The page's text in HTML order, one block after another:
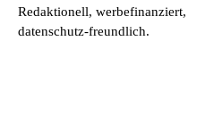
Redaktionell, werbefinanziert,
datenschutz-freundlich.